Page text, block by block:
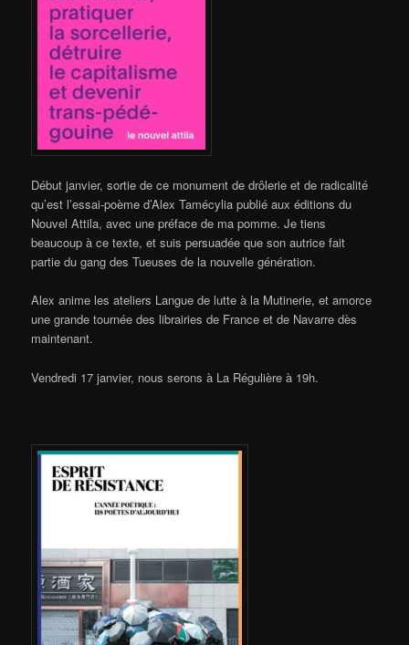
Début janvier, sortie de ce monument de drôlerie et de radicalité
qu’est l’essai-poème d’Alex Tamécylia publié aux éditions du
Nouvel Attila, avec une préface de ma pomme. Je tiens
beaucoup à ce texte, et suis persuadée que son autrice fait
partie du gang des Tueuses de la nouvelle génération.
Alex anime les ateliers Langue de lutte à la Mutinerie, et amorce
une grande tournée des librairies de France et de Navarre dès
maintenant.
Vendredi 17 janvier, nous serons à La Régulière à 19h.